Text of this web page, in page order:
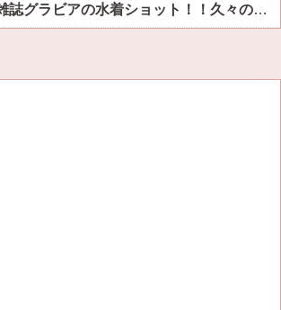
女優・森日菜美、雑誌グラビアの水着ショット！！久々の姿にファン悶絶ｗｗ